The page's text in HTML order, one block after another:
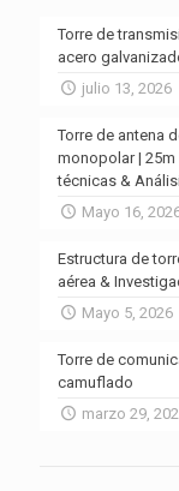
Torre de
acero
julio 13, 2026
Torre de antena
monopolar |
técnicas &
Mayo 16,
Estructura de
aérea &
Mayo 5, 2026
Torre de
camuflado
marzo 29,